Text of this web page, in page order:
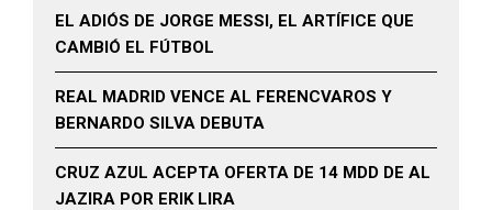
EL ADIÓS DE JORGE MESSI, EL ARTÍFICE QUE
CAMBIÓ EL FÚTBOL
REAL MADRID VENCE AL FERENCVAROS Y
BERNARDO SILVA DEBUTA
CRUZ AZUL ACEPTA OFERTA DE 14 MDD DE AL
JAZIRA POR ERIK LIRA